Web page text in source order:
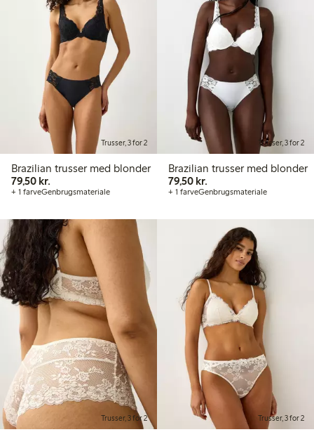
Trusser, 3 for 2
Brazilian trusser med blonder
79,50 kr.
+ 1 farveGenbrugsmateriale
Trusser, 3 for 2
Brazilian trusser med blonder
79,50 kr.79,50 kr.
+ 1 farveGenbrugsmateriale
Trusser, 3 for 2 Trusser, 3 for 2